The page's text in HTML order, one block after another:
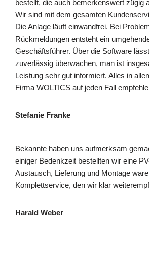
bestellt, die auch bemerkenswert zügig
Wir sind mit dem gesamten
Die Anlage läuft einwandfrei. Bei
Rückmeldungen entsteht ein
Geschäftsführer. Über die Software
zuverlässig überwachen, man ist
Leistung sehr gut informiert. Alles in
Firma WOLTICS auf jeden Fall
Stefanie Franke
Bekannte haben uns aufmerksam
einiger Bedenkzeit bestellten wir eine
Austausch, Lieferung und Montage
Komplettservice, den wir klar
Harald Weber